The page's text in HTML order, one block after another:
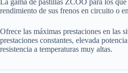
rendimiento de sus frenos en circuito o
Ofrece las máximas prestaciones en las
prestaciones constantes, elevada
resistencia a temperaturas muy altas.